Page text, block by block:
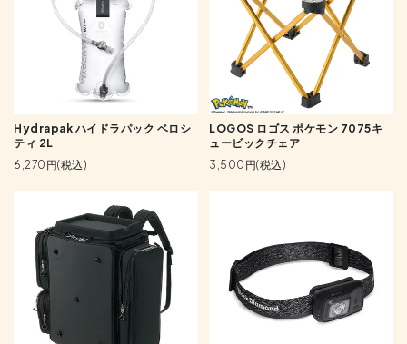
Hydrapak ハイドラパック ベロシ
ティ 2L
6,270円(税込)
LOGOS ロゴス ポケモン 7075キ
ュービックチェア
3,500円(税込)